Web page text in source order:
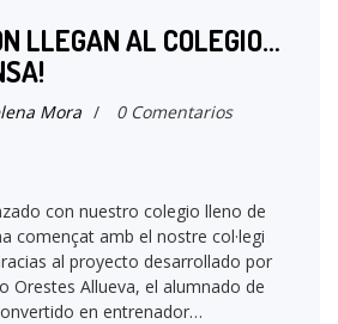
LLEGAN AL COLEGIO…
Mora / 0 Comentarios
con nuestro colegio lleno de
començat amb el nostre col·legi
al proyecto desarrollado por
Orestes Allueva, el alumnado de
en entrenador…